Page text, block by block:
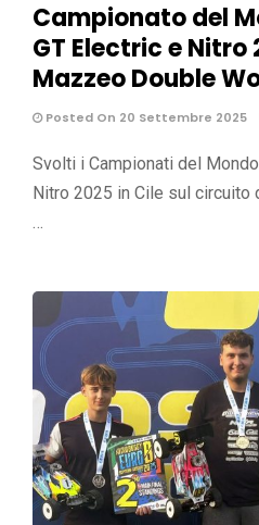
Campionato del
GT Electric e Nitro
Mazzeo Double
Posted On 20 Settembre 2025
Svolti i Campionati del
Nitro 2025 in Cile sul circuito
…